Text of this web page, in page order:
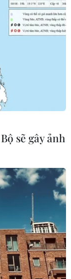
năm" thì người
thứ mà do bận
TTXVN)
Vietnam+)
sẽ gây ảnh